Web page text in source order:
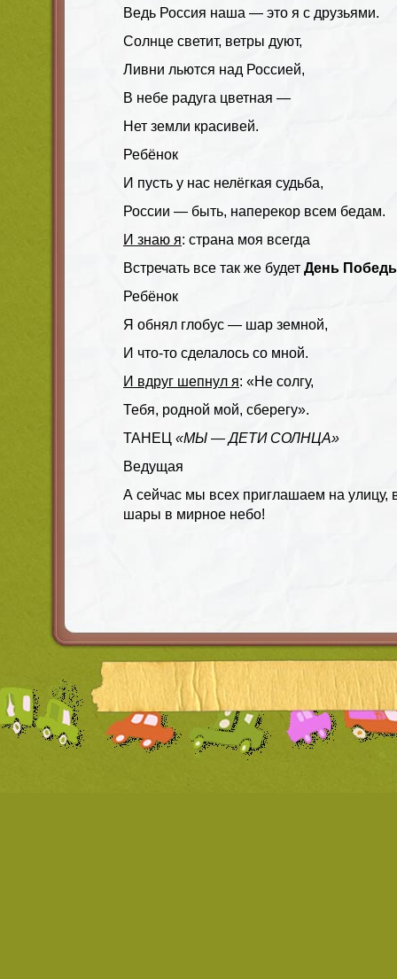
Ведь Россия наша — это я с друзьями.
Солнце светит, ветры дуют,
Ливни льются над Россией,
В небе радуга цветная —
Нет земли красивей.
Ребёнок
И пусть у нас нелёгкая судьба,
России — быть, наперекор всем бедам.
И знаю я: страна моя всегда
Встречать все так же будет День
Ребёнок
Я обнял глобус — шар земной,
И что-то сделалось со мной.
И вдруг шепнул я: «Не солгу,
Тебя, родной мой, сберегу».
ТАНЕЦ «МЫ — ДЕТИ СОЛНЦА»
Ведущая
А сейчас мы всех приглашаем на улицу,
шары в мирное небо!